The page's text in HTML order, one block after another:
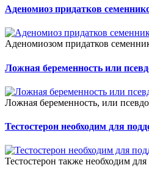
Аденомиоз придатков
Аденомиозом придатков
Ложная беременность или
Ложная беременность, или
Тестостерон необходим для
Тестостерон также необходим